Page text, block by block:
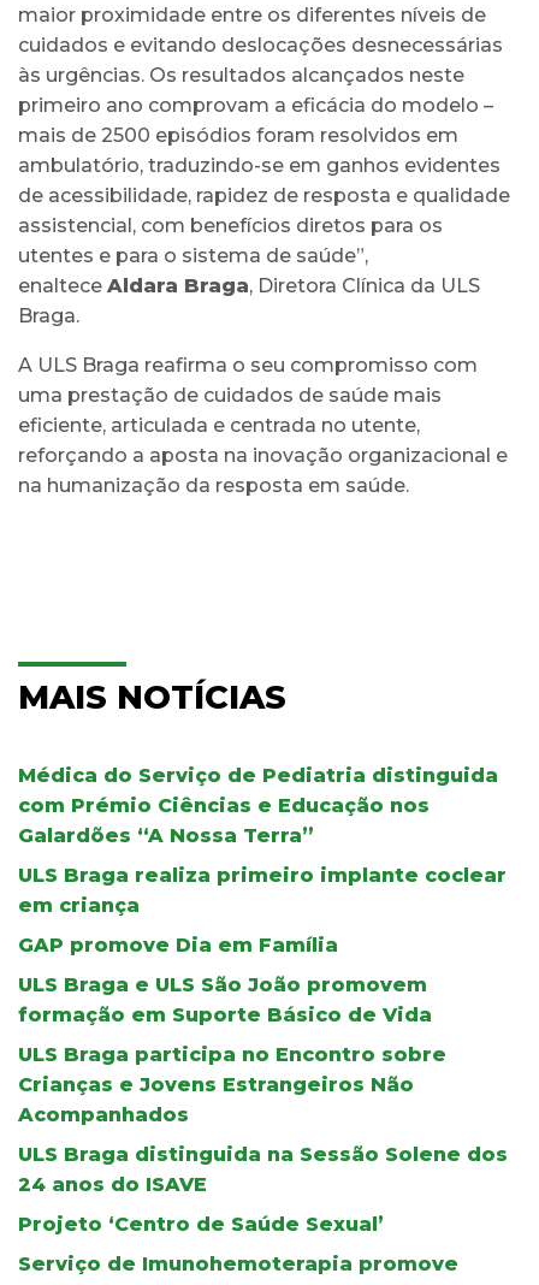
maior proximidade entre os diferentes níveis de
cuidados e evitando deslocações desnecessárias
às urgências. Os resultados alcançados neste
primeiro ano comprovam a eficácia do modelo –
mais de 2500 episódios foram resolvidos em
ambulatório, traduzindo-se em ganhos evidentes
de acessibilidade, rapidez de resposta e qualidade
assistencial, com benefícios diretos para os
utentes e para o sistema de saúde”,
enaltece Aldara Braga, Diretora Clínica da ULS
Braga.
A ULS Braga reafirma o seu compromisso com
uma prestação de cuidados de saúde mais
eficiente, articulada e centrada no utente,
reforçando a aposta na inovação organizacional e
na humanização da resposta em saúde.
MAIS NOTÍCIAS
Médica do Serviço de Pediatria distinguida
com Prémio Ciências e Educação nos
Galardões “A Nossa Terra”
ULS Braga realiza primeiro implante coclear
em criança
GAP promove Dia em Família
ULS Braga e ULS São João promovem
formação em Suporte Básico de Vida
ULS Braga participa no Encontro sobre
Crianças e Jovens Estrangeiros Não
Acompanhados
ULS Braga distinguida na Sessão Solene dos
24 anos do ISAVE
Projeto ‘Centro de Saúde Sexual’
Serviço de Imunohemoterapia promove